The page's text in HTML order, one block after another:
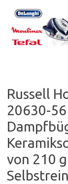
content
Russell
20630-
von 210